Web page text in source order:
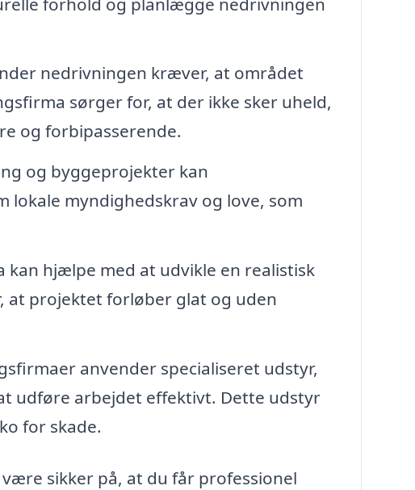
nedrivningen kræver, at området
sørger for, at der ikke sker uheld,
og forbipasserende.
og byggeprojekter kan
myndighedskrav og love, som
kan hjælpe med at udvikle en realistisk
at projektet forløber glat og uden
anvender specialiseret udstyr,
udføre arbejdet effektivt. Dette udstyr
for skade.
sikker på, at du får professionel